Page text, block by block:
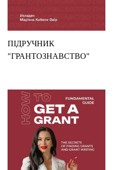
ПІДРУЧНИК
"ГРАНТОЗНАВСТВО"